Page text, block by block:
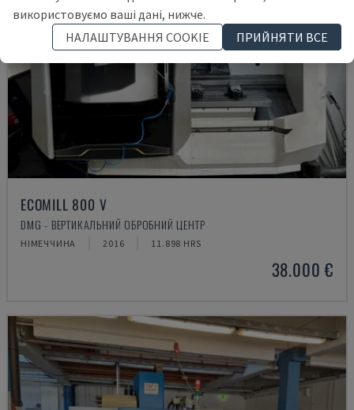
ECOMILL 800 V
DMG - ВЕРТИКАЛЬНИЙ ОБРОБНИЙ ЦЕНТР
НІМЕЧЧИНА 2016 11.898 HRS
38.000 €
використовуємо ваші дані, нижче.
НАЛАШТУВАННЯ COOKIE
ПРИЙНЯТИ ВСЕ